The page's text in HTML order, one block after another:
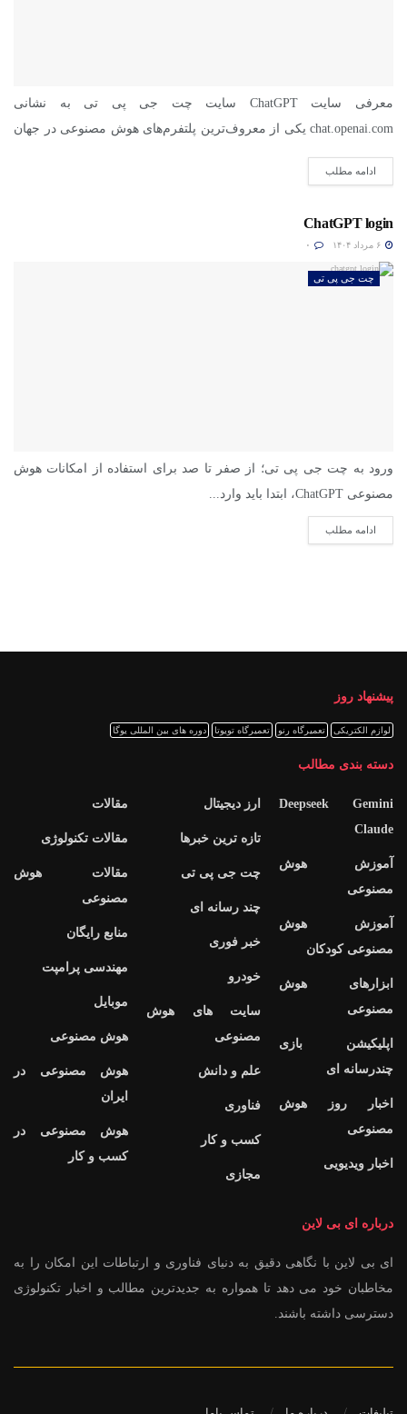
معرفی سایت ChatGPT سایت چت جی پی تی به نشانی
chat.openai.com یکی از معروف‌ترین پلتفرم‌های هوش مصنوعی در جهان
است....
ادامه مطلب
ChatGPT login
چت جی پی تی
ورود به چت جی پی تی؛ از صفر تا صد برای استفاده از امکانات هوش
مصنوعی ChatGPT، ابتدا باید وارد...
ادامه مطلب
پیشنهاد روز
لوازم الکتریکی تعمیرگاه رنو تعمیرگاه تویوتا دوره های بین المللی یوگا
دسته بندی مطالب
Deepseek Gemini
Claude
آموزش هوش
مصنوعی
آموزش هوش
مصنوعی کودکان
ابزارهای هوش
مصنوعی
اپلیکیشن بازی
چندرسانه ای
اخبار روز هوش
مصنوعی
اخبار ویدیویی
ارز دیجیتال
تازه ترین خبرها
چت جی پی تی
چند رسانه ای
خبر فوری
خودرو
سایت های هوش
مصنوعی
علم و دانش
فناوری
کسب و کار
مجازی
مقالات
مقالات تکنولوژی
مقالات هوش
مصنوعی
منابع رایگان
مهندسی پرامپت
موبایل
هوش مصنوعی
هوش مصنوعی در
ایران
هوش مصنوعی در
کسب و کار
درباره ای بی لاین
ای بی لاین با نگاهی دقیق به دنیای فناوری و ارتباطات این امکان را به
مخاطبان خود می دهد تا همواره به جدیدترین مطالب و اخبار تکنولوژی
دسترسی داشته باشند.